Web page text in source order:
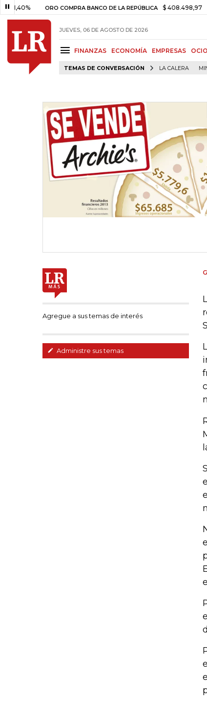
ORO COMPRA BANCO DE LA REPÚBLICA $ 408.498,97 +$
JUEVES, 06 DE AGOSTO DE 2026
FINANZAS ECONOMÍA EMPRESAS OCIO
TEMAS DE CONVERSACIÓN LA CALERA
Agregue a sus temas de interés
Administre sus temas